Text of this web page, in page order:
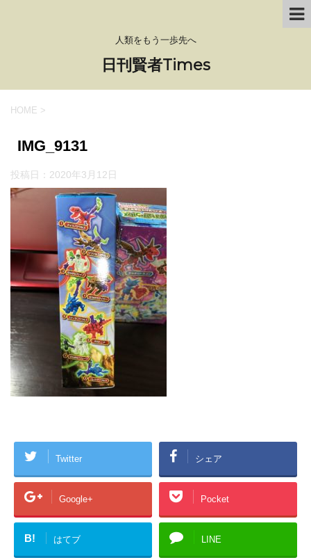
人類をもう一歩先へ
日刊賢者Times
HOME >
IMG_9131
投稿日： 2020年3月12日
Twitter シェア
Google+ Pocket
B! はてブ LINE